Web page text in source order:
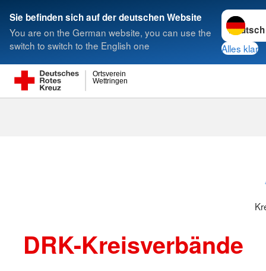
Sie befinden sich auf der deutschen Website
You are on the German website, you can use the
switch to switch to the English one
Sprache
Alles klar
Wettringen
Ortsverein
Suche
DRK-Kreisverbände